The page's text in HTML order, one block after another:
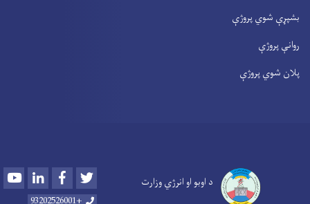
بشپړې شوي پروژې
روانې پروژې
پلان شوي پروژې
د اوبو او انرژي وزارت YoutubeLinkedInFacebook